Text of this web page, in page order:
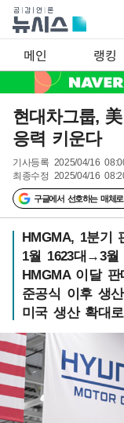
메인 랭킹
현대차그룹,
응력 키운다
기사등록 2025/04/16
최종수정 2025/04/16
구글에서 선호하는 매체
HMGMA, 1분기
1월 1623대→3월
HMGMA 이달
준공식 이후 생
미국 생산 확대